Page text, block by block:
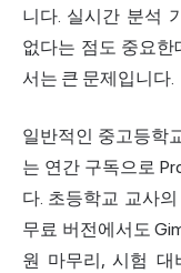
니다. 실시간 분석
없다는 점도 중요한
서는 큰 문제입니다.
일반적인 중고등학
는 연간 구독으로
다. 초등학교 교사
무료 버전에서도
원 마무리, 시험